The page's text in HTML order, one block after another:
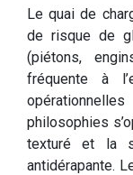
Le quai de
de risque de
(piétons,
fréquente à
philosophies
texturé et la
antidérapante.